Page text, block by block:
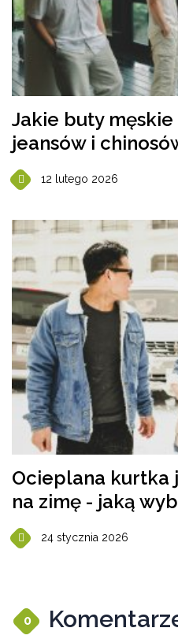
Jakie buty męskie
jeansów i
12 lutego 2026
Ocieplana kurtka
na zimę - jaką
24 stycznia 2026
0